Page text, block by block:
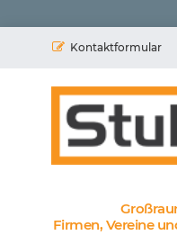
Kontaktformular
Firmen, Vereine